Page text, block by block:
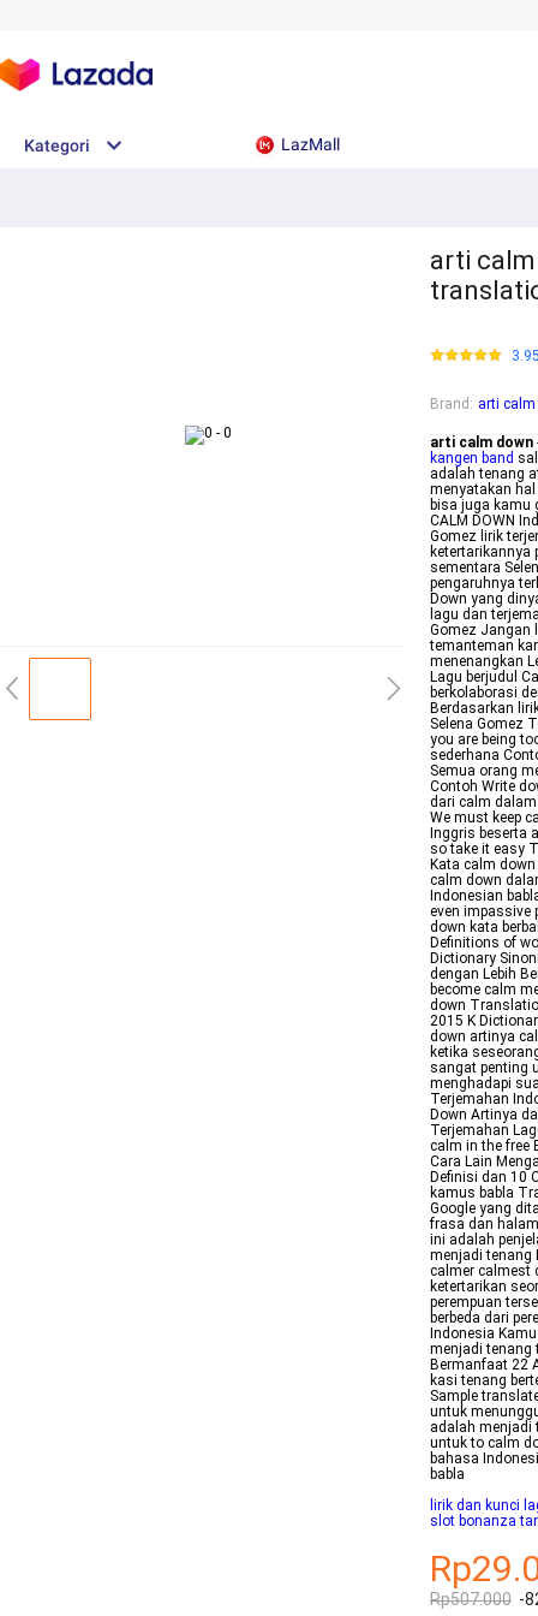
Kategori LazMall
arti calm
Brand : arti
arti calm down
kangen band
adalah tenang
menyatakan
bisa juga kamu
CALM DOWN
Gomez lirik
ketertarikannya
sementara
pengaruhnya
Down yang
lagu dan
Gomez Jangan
temanteman
menenangkan
Lagu berjudul
berkolaborasi
Berdasarkan
Selena Gomez
you are being
sederhana
Semua orang
Contoh Write
dari calm
We must keep
Inggris beserta
so take it easy
Kata calm
calm down
Indonesian
even impassive
down kata
Definitions of
Dictionary
dengan Lebih
become calm
down
2015 K
down artinya
ketika
sangat penting
menghadapi
Terjemahan
Down Artinya
Terjemahan
calm in the free
Cara Lain
Definisi dan 10
kamus babla
Google yang
frasa dan
ini adalah
menjadi tenang
calmer calmest
ketertarikan
perempuan
berbeda dari
Indonesia
menjadi tenang
Bermanfaat 22
kasi tenang
Sample
untuk
adalah menjadi
untuk to calm
bahasa
babla
lirik dan kunci
slot bonanza
Rp507.000 -